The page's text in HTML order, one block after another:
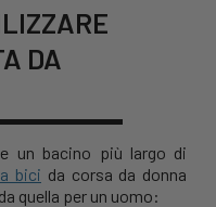
DA
un bacino più largo di
bici da corsa da donna
quella per un uomo: